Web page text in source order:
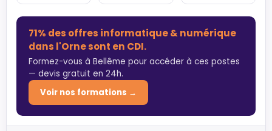
71% des offres informatique & numérique
dans l'Orne sont en CDI.
Formez-vous à Bellême pour accéder à ces postes
— devis gratuit en 24h.
Voir nos formations →